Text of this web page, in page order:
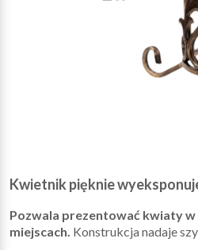
Kwietnik pięknie
Pozwala prezentować kwiaty w
miejscach. Konstrukcja nadaje